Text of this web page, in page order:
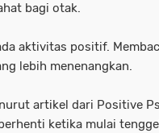
bagi otak.
aktivitas positif.
lebih menenangkan.
artikel dari Positive
ketika mulai